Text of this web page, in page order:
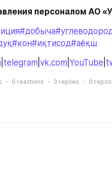
персоналом АО
#добыча
#кон#иқтисод#аёқш
telegram vk.com YouTube
0 reactions 0 replies 0